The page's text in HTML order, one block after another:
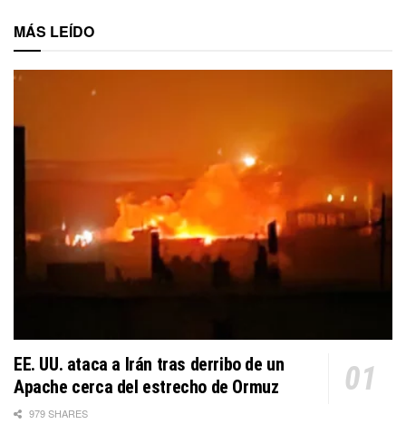
MÁS LEÍDO
EE. UU. ataca a Irán tras derribo de un
Apache cerca del estrecho de Ormuz
979 SHARES